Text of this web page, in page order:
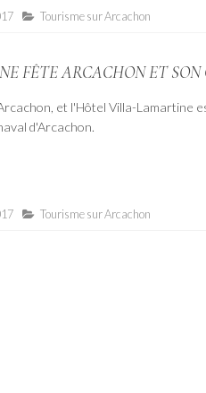
Tourisme sur Arcachon
FÊTE ARCACHON ET SON
et l'Hôtel Villa-Lamartine
d'Arcachon.
Tourisme sur Arcachon